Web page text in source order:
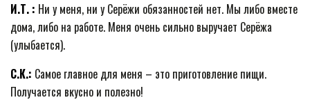
И.Т. : Ни у меня, ни у Серёжи обязанностей нет. Мы либо вместе
дома, либо на работе. Меня очень сильно выручает Серёжа
(улыбается).
С.К.: Самое главное для меня – это приготовление пищи.
Получается вкусно и полезно!